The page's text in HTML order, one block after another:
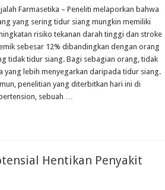
Farmasetika – Peneliti melaporkan bahwa
yang sering tidur siang mungkin memiliki
risiko tekanan darah tinggi dan stroke
sebesar 12% dibandingkan dengan orang
tidak tidur siang. Bagi sebagian orang, tidak
yang lebih menyegarkan daripada tidur siang.
penelitian yang diterbitkan hari ini di
sebuah …
Hentikan Penyakit